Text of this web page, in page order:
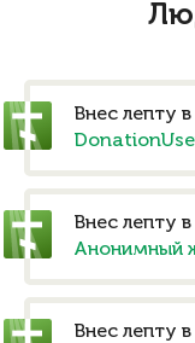
Внес лепту
Внес лепту
Анонимный
Внес лепту